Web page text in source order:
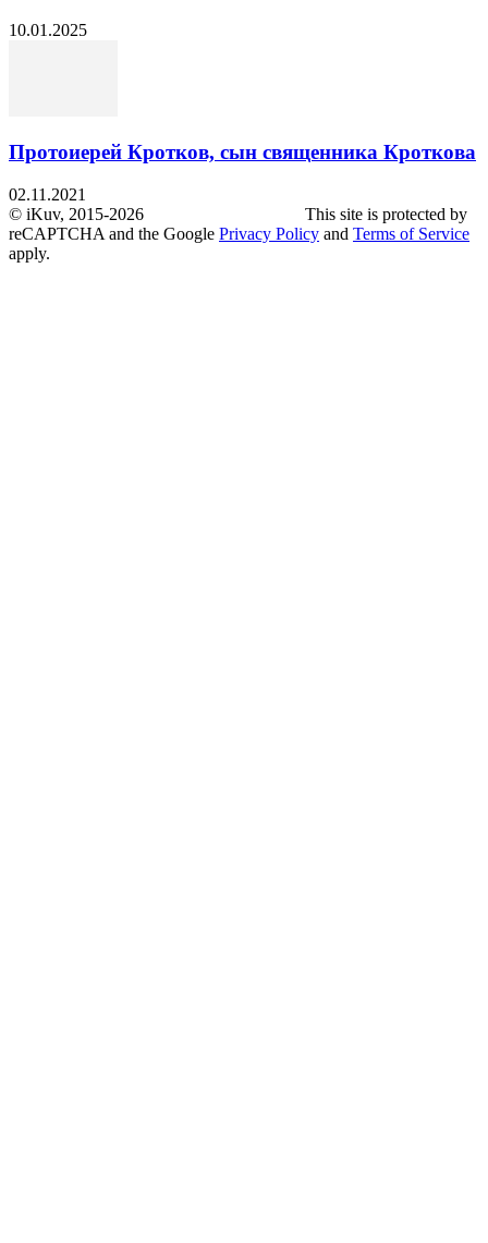
10.01.2025
Протоиерей Кротков, сын священника Кроткова
02.11.2021
© iKuv, 2015-2026 This site is protected by
reCAPTCHA and the Google Privacy Policy and Terms of Service
apply.